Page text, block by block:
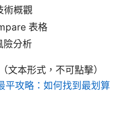
術概觀
表格
險分析
文本形式，不可點擊）
攻略：如何找到最划算